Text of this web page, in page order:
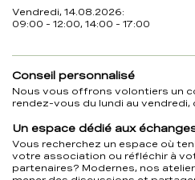
Vendredi, 14.08.2026:
09:00 - 12:00, 14:00 - 17:00
Conseil personnalisé
Nous vous offrons volontiers un
rendez-vous du lundi au vendredi,
Un espace dédié aux
Vous recherchez un espace où
votre association ou réfléchir à
partenaires? Modernes, nos